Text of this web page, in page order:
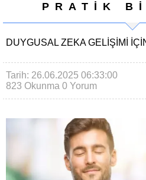
PRATİK
DUYGUSAL ZEKA GELIŞIMI
Tarih: 26.06.2025 06:33:00
823 Okunma 0 Yorum